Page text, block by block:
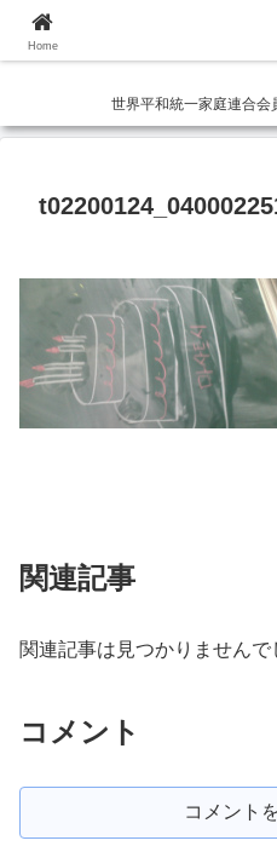
世界平和統一家庭連合
関連記事
関連記事は見つかりませんで
コメント
コメント
Home